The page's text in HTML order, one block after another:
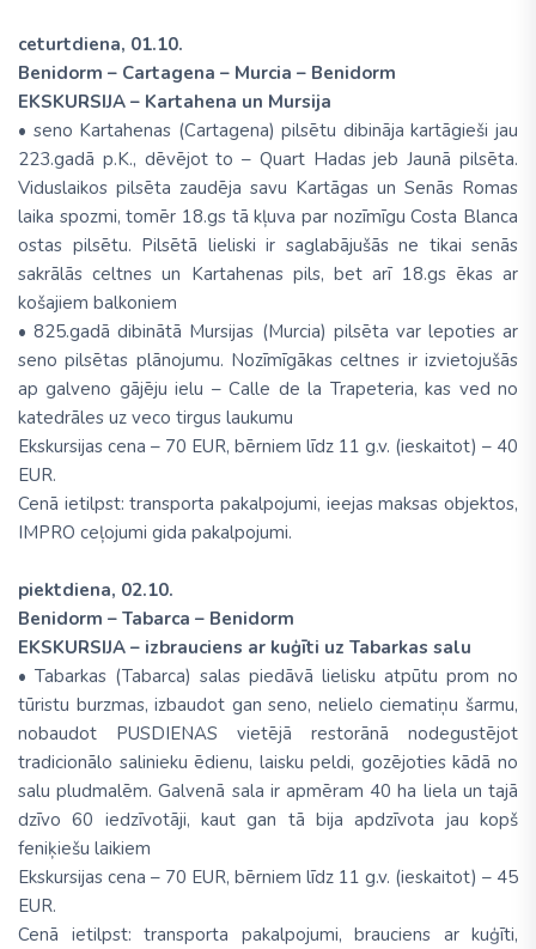
ceturtdiena, 01.10.
Benidorm – Cartagena – Murcia – Benidorm
EKSKURSIJA – Kartahena un Mursija
• seno Kartahenas (Cartagena) pilsētu dibināja kartāgieši jau
223.gadā p.K., dēvējot to – Quart Hadas jeb Jaunā pilsēta.
Viduslaikos pilsēta zaudēja savu Kartāgas un Senās Romas
laika spozmi, tomēr 18.gs tā kļuva par nozīmīgu Costa Blanca
ostas pilsētu. Pilsētā lieliski ir saglabājušās ne tikai senās
sakrālās celtnes un Kartahenas pils, bet arī 18.gs ēkas ar
košajiem balkoniem
• 825.gadā dibinātā Mursijas (Murcia) pilsēta var lepoties ar
seno pilsētas plānojumu. Nozīmīgākas celtnes ir izvietojušās
ap galveno gājēju ielu – Calle de la Trapeteria, kas ved no
katedrāles uz veco tirgus laukumu
Ekskursijas cena – 70 EUR, bērniem līdz 11 g.v. (ieskaitot) – 40
EUR.
Cenā ietilpst: transporta pakalpojumi, ieejas maksas objektos,
IMPRO ceļojumi gida pakalpojumi.
piektdiena, 02.10.
Benidorm – Tabarca – Benidorm
EKSKURSIJA – izbrauciens ar kuģīti uz Tabarkas salu
• Tabarkas (Tabarca) salas piedāvā lielisku atpūtu prom no
tūristu burzmas, izbaudot gan seno, nelielo ciematiņu šarmu,
nobaudot PUSDIENAS vietējā restorānā nodegustējot
tradicionālo salinieku ēdienu, laisku peldi, gozējoties kādā no
salu pludmalēm. Galvenā sala ir apmēram 40 ha liela un tajā
dzīvo 60 iedzīvotāji, kaut gan tā bija apdzīvota jau kopš
feniķiešu laikiem
Ekskursijas cena – 70 EUR, bērniem līdz 11 g.v. (ieskaitot) – 45
EUR.
Cenā ietilpst: transporta pakalpojumi, brauciens ar kuģīti,